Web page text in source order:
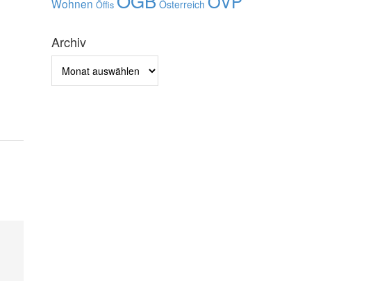
Wohnen Öffis Österreich
Archiv